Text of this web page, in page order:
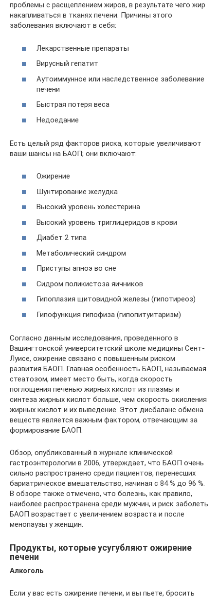
проблемы с расщеплением жиров, в результате чего жир
накапливаться в тканях печени. Причины этого
заболевания включают в себя:
Лекарственные препараты
Вирусный гепатит
Аутоиммунное или наследственное заболевание
печени
Быстрая потеря веса
Недоедание
Есть целый ряд факторов риска, которые увеличивают
ваши шансы на БАОП; они включают:
Ожирение
Шунтирование желудка
Высокий уровень холестерина
Высокий уровень триглицеридов в крови
Диабет 2 типа
Метаболический синдром
Приступы апноэ во сне
Сидром поликистоза яичников
Гипоплазия щитовидной железы (гипотиреоз)
Гипофункция гипофиза (гипопитуитаризм)
Согласно данным исследования, проведенного в
Вашингтонской университетский школе медицины Сент-
Луисе, ожирение связано с повышенным риском
развития БАОП. Главная особенность БАОП, называемая
стеатозом, имеет место быть, когда скорость
поглощения печенью жирных кислот из плазмы и
синтеза жирных кислот больше, чем скорость окисления
жирных кислот и их выведение. Этот дисбаланс обмена
веществ является важным фактором, отвечающим за
формирование БАОП.
Обзор, опубликованный в журнале клинической
гастроэнтерологии в 2006, утверждает, что БАОП очень
сильно распространено среди пациентов, перенесших
бариатрическое вмешательство, начиная с 84 % до 96 %.
В обзоре также отмечено, что болезнь, как правило,
наиболее распространена среди мужчин, и риск заболеть
БАОП возрастает с увеличением возраста и после
менопаузы у женщин.
Продукты, которые усугубляют ожирение
печени
Алкоголь
Если у вас есть ожирение печени, и вы пьете, бросить